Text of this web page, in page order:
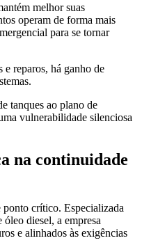
melhor suas
operam de forma mais
para se tornar
e reparos, há ganho de
tanques ao plano de
vulnerabilidade silenciosa
na continuidade
ponto crítico. Especializada
diesel, a empresa
e alinhados às exigências